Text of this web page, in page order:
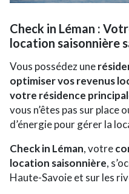
Check in Léman :
location saisonnière
Vous possédez une
optimiser vos revenus
votre résidence
vous n’êtes pas sur place
d’énergie pour gérer la
Check in Léman, votre
location saisonnière,
Haute-Savoie et sur les